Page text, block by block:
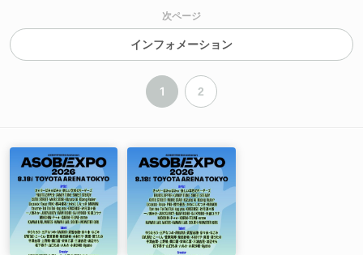
次ページ
インフォメーション
1 2